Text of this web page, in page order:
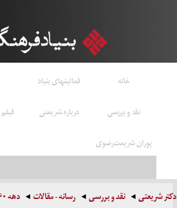
خانه فعالیتهای بنیاد
نقد و بررسی
درباره شریعتی
پوران شریعت‌رضوی
دکتر شریعتی نقد و بررسی رسانه - مقالات دهه ۶۰